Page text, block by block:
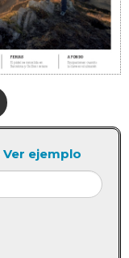
Ver ejemplo